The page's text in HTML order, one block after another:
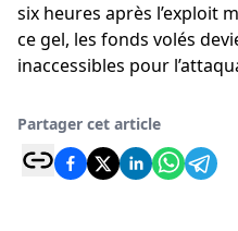
six heures après l’exploit
ce gel, les fonds volés
inaccessibles pour
Partager cet article